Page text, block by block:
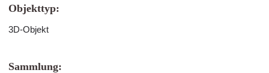
Objekttyp:
3D-Objekt
Sammlung: